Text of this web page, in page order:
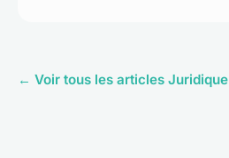
← Voir tous les articles Juridique